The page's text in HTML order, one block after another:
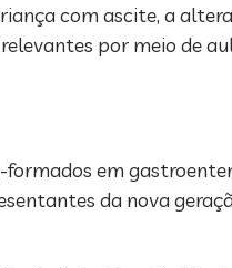
com ascite, a
por meio de
formados em
da nova